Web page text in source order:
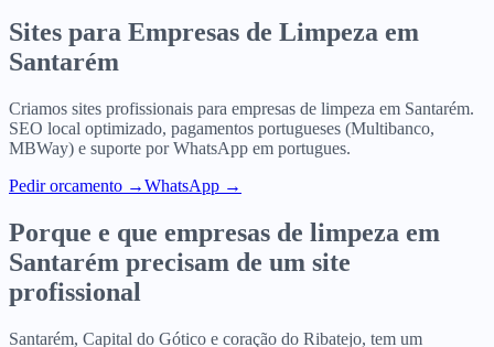
Sites para Empresas de Limpeza em
Santarém
Criamos sites profissionais para empresas de limpeza em Santarém.
SEO local optimizado, pagamentos portugueses (Multibanco,
MBWay) e suporte por WhatsApp em portugues.
Pedir orcamento →WhatsApp →
Porque e que empresas de limpeza em
Santarém precisam de um site
profissional
Santarém, Capital do Gótico e coração do Ribatejo, tem um